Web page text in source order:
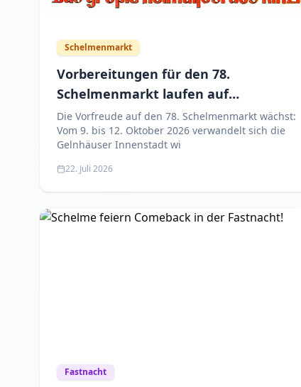
Schelmenmarkt
Vorbereitungen für den 78.
Schelmenmarkt laufen auf
Hochtouren
Die Vorfreude auf den 78. Schelmenmarkt wächst:
Vom 9. bis 12. Oktober 2026 verwandelt sich die
Gelnhäuser Innenstadt wi
22. Juli 2026
Fastnacht